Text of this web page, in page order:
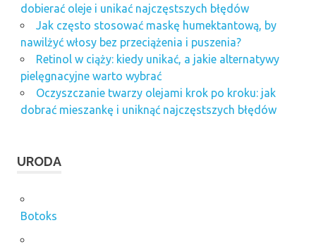
dobierać oleje i unikać najczęstszych błędów
Jak często stosować maskę humektantową, by
nawilżyć włosy bez przeciążenia i puszenia?
Retinol w ciąży: kiedy unikać, a jakie alternatywy
pielęgnacyjne warto wybrać
Oczyszczanie twarzy olejami krok po kroku: jak
dobrać mieszankę i uniknąć najczęstszych błędów
URODA
Botoks